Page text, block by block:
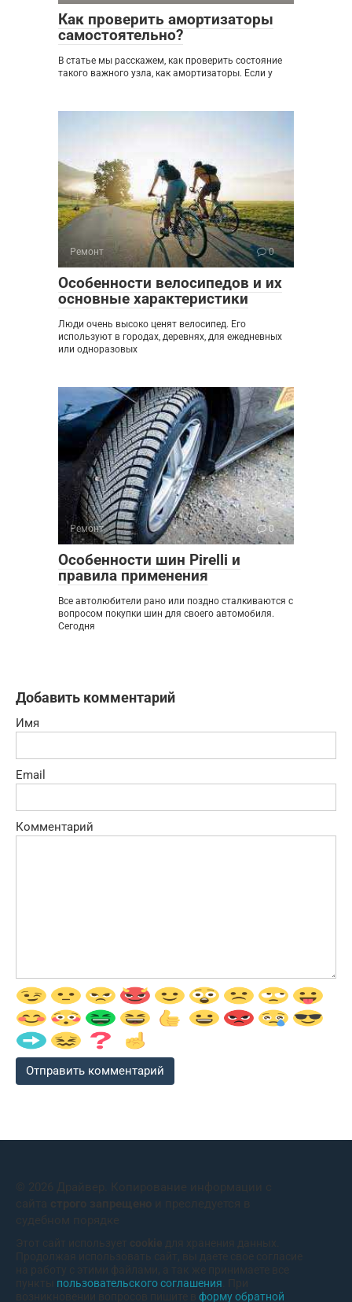
Как проверить амортизаторы
самостоятельно?
В статье мы расскажем, как проверить состояние
такого важного узла, как амортизаторы. Если у
Ремонт 0
Особенности велосипедов и их
основные характеристики
Люди очень высоко ценят велосипед. Его
используют в городах, деревнях, для ежедневных
или одноразовых
Ремонт 0
Особенности шин Pirelli и
правила применения
Все автолюбители рано или поздно сталкиваются с
вопросом покупки шин для своего автомобиля.
Сегодня
Добавить комментарий
Имя
Email
Комментарий
© 2026 Драйвер. Копирование информации с
сайта строго запрещено и преследуется в
судебном порядке
Этот сайт использует cookie для хранения данных.
Продолжая использовать сайт, вы даете свое согласие
на работу с этими файлами, а так же принимаете все
пункты пользовательского соглашения . При
возникновении вопросов пишите в форму обратной